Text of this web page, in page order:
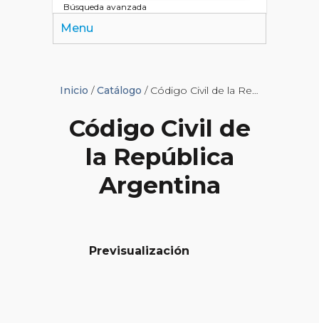
Búsqueda avanzada
Menu
Inicio /Catálogo / Código Civil de la República Argentina
Código Civil de
la República
Argentina
Previsualización